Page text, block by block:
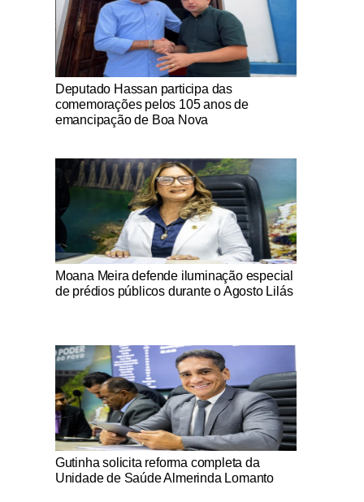
Notícias Católicas
Deputado Hassan participa das
comemorações pelos 105 anos de
emancipação de Boa Nova
Notícias Católicas
Moana Meira defende iluminação especial
de prédios públicos durante o Agosto Lilás
Notícias Católicas
Gutinha solicita reforma completa da
Unidade de Saúde Almerinda Lomanto